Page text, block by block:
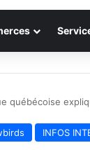
québécoise
INFOS